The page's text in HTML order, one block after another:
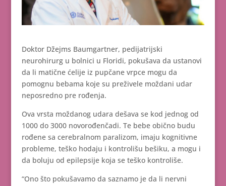
Doktor Džejms Baumgartner, pedijatrijski
neurohirurg u bolnici u Floridi, pokušava da ustanovi
da li matične ćelije iz pupčane vrpce mogu da
pomognu bebama koje su preživele moždani udar
neposredno pre rođenja.
Ova vrsta moždanog udara dešava se kod jednog od
1000 do 3000 novorođenčadi. Te bebe obično budu
rođene sa cerebralnom paralizom, imaju kognitivne
probleme, teško hodaju i kontrolišu bešiku, a mogu i
da boluju od epilepsije koja se teško kontroliše.
“Ono što pokušavamo da saznamo je da li nervni